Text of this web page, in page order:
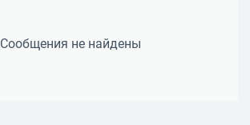
Сообщения не найдены